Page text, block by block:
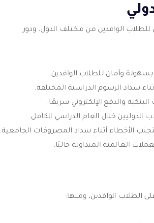
للطلاب الوافدين من مختلف الدول، ودور
وأمان للطلاب الوافدين.
سداد الرسوم الدراسية المختلفة.
والدفع الإلكتروني سريعًا.
خلال العام الدراسي الكامل.
الأخطاء أثناء سداد المصروفات الجامعية.
العالمية المتداولة حاليًا.
الطلاب الوافدين، ومنها: